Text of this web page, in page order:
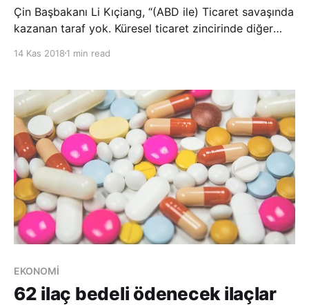
Çin Başbakanı Li Kıçiang, “(ABD ile) Ticaret savaşında
kazanan taraf yok. Küresel ticaret zincirinde diğer
istemiyoruz.” dedi. Çin Başbakanı Li Kıçiang, ABD ile
Li, Singapur’da düzenl
14 Kas 2018 1 min read
EKONOMİ
62 ilaç bedeli ödenecek ilaçlar